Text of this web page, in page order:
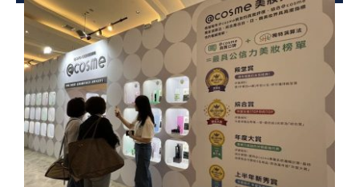
GCU大賽
夢想購物